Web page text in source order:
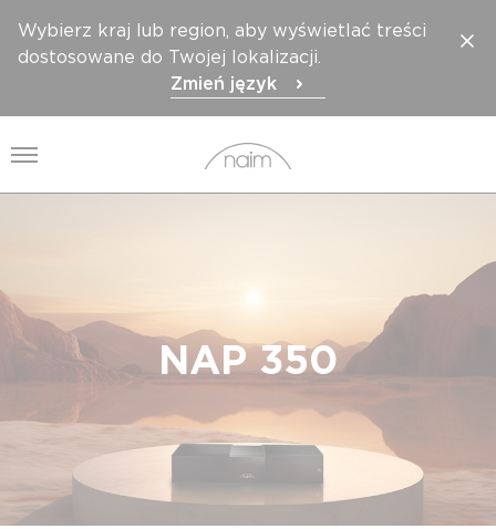
Wybierz kraj lub region, aby wyświetlać treści
dostosowane do Twojej lokalizacji.
Zmień język
Otwórz menu
NAP 350